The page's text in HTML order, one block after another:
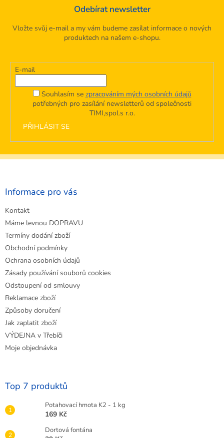
Odebírat newsletter
Vložte svůj e-mail a my vám budeme zasílat informace o nových
produktech na našem e-shopu.
E-mail
Souhlasím se zpracováním mých osobních údajů
potřebných pro zasílání newsletterů od společnosti
TIMI,spol.s r.o.
PŘIHLÁSIT SE
Z
Informace pro vás
Kontakt
Máme levnou DOPRAVU
Termíny dodání zboží
Obchodní podmínky
Ochrana osobních údajů
Zásady používání souborů cookies
Odstoupení od smlouvy
Reklamace zboží
Způsoby doručení
Jak zaplatit zboží
VÝDEJNA v Třebíči
Moje objednávka
Top 7 produktů
Potahovací hmota K2 - 1 kg
169 Kč
Dortová fontána